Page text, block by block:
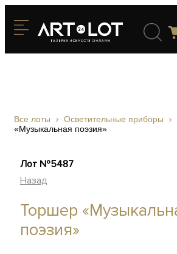
Все лоты Осветительные приборы
«Музыкальная поэзия»
Лот №5487
Назад
Торшер
поэзия»